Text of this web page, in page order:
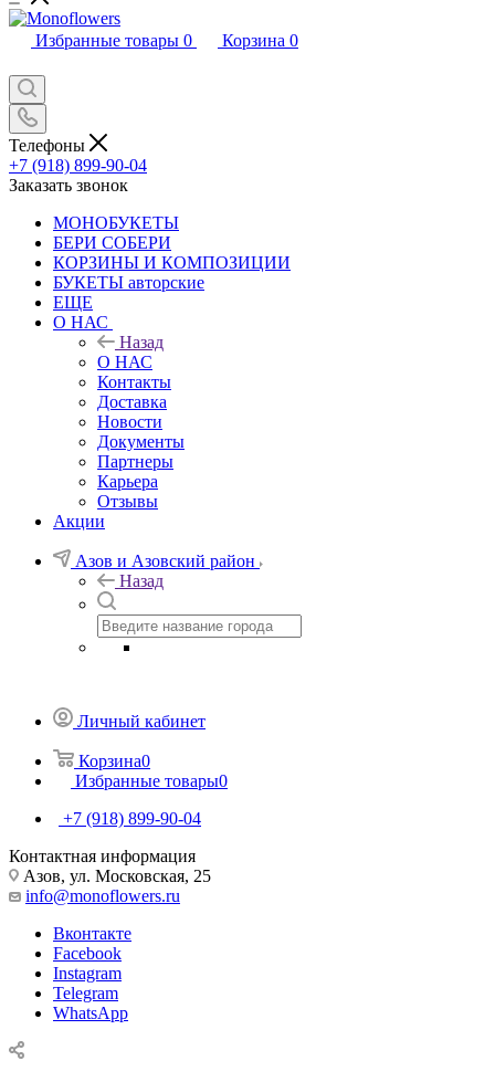
Избранные товары 0 Корзина 0
Телефоны
+7 (918) 899-90-04
Заказать звонок
МОНОБУКЕТЫ
БЕРИ СОБЕРИ
КОРЗИНЫ И КОМПОЗИЦИИ
БУКЕТЫ авторские
ЕЩЕ
О НАС
Назад
О НАС
Контакты
Доставка
Новости
Документы
Партнеры
Карьера
Отзывы
Акции
Азов и Азовский район
Назад
Личный кабинет
Корзина0
Избранные товары0
+7 (918) 899-90-04
Контактная информация
Азов, ул. Московская, 25
info@monoflowers.ru
Вконтакте
Facebook
Instagram
Telegram
WhatsApp